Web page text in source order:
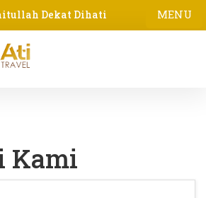
Dekat Dihati
Kami
MENU